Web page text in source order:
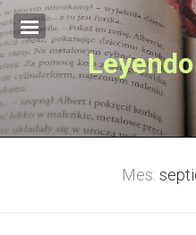
Inicio
Sobre mí
EL OTRO LADO
Lo Que La Niebla
Mes: